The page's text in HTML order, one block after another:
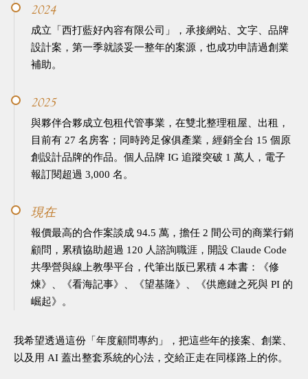
2024
成立「西打藍好內容有限公司」，承接網站、文字、品牌
設計案，第一季就談妥一整年的案源，也成功申請過創業
補助。
2025
與夥伴合夥成立包租代管事業，在雙北整理租屋、出租，
目前有 27 名房客；同時跨足傢俱產業，經銷全台 15 個原
創設計品牌的作品。個人品牌 IG 追蹤突破 1 萬人，電子
報訂閱超過 3,000 名。
現在
報價最高的合作案談成 94.5 萬，擔任 2 間公司的商業行銷
顧問，累積協助超過 120 人諮詢職涯，開設 Claude Code
共學營與線上教學平台，代筆出版已累積 4 本書：《修
煉》、《看海記事》、《望基隆》、《供應鏈之死與 PI 的
崛起》。
我希望透過這份「年度顧問專約」，把這些年的接案、創業、
以及用 AI 蓋出整套系統的心法，交給正走在同樣路上的你。